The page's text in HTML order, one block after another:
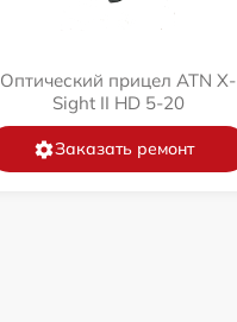
Оптический прицел ATN X-
Sight II HD 5-20
Заказать ремонт